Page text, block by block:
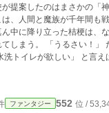
提案したのはまさかの「神様
、人間と魔族が千年間も戦
中に降り立った桔梗は、
い！」 たった一言で戦争が止ま
さらに洗濯機、オセロ、共通言語ま
と「神託」として受け取
るのではなく。 戦争より楽
ファンタジー 552 位 /